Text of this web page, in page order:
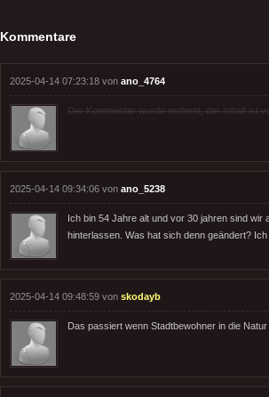
Kommentare
2025-04-14 07:23:18 von ano_4764
Der Kommentar wurde entfernt, der Inhalt ist
2025-04-14 09:34:06 von ano_5238
Ich bin 54 Jahre alt und vor 30 jahren sind
hinterlassen. Was hat sich denn geändert?
2025-04-14 09:48:59 von skodayb
Das passiert wenn Stadtbewohner in die